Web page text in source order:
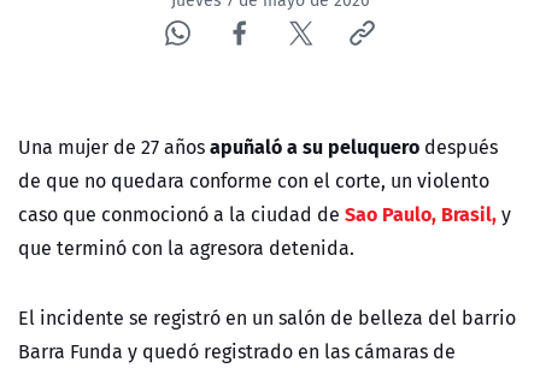
CANAL DE DENUNCIAS
Una mujer de 27 añosapuñaló a su peluquero después
de que no quedara conforme con el corte, un violento
caso que conmocionó a la ciudad de Sao Paulo, Brasil,y
que terminó con la agresora detenida.
El incidente se registró en un salón de belleza del barrio
Barra Funda y quedó registrado en las cámaras de